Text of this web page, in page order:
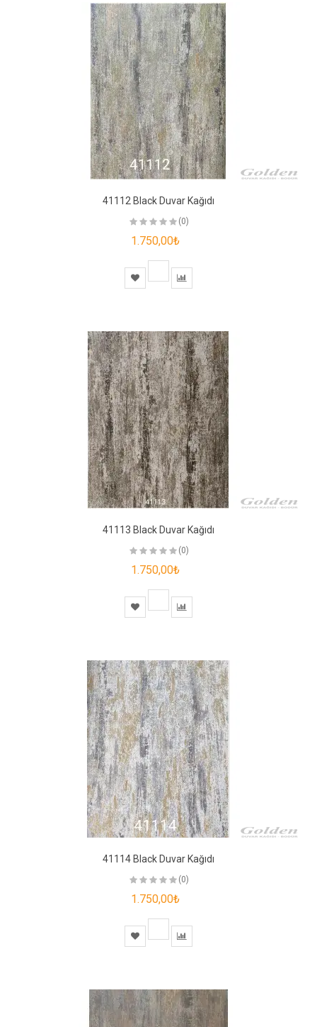
41112 Black Duvar Kağıdı
(0)
1.750,00₺
41113 Black Duvar Kağıdı
(0)
1.750,00₺
41114 Black Duvar Kağıdı
(0)
1.750,00₺